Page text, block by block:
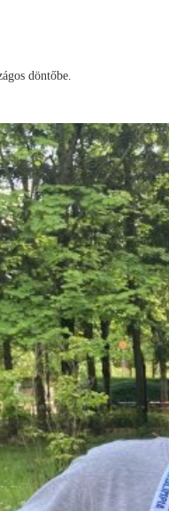
döntőbe.